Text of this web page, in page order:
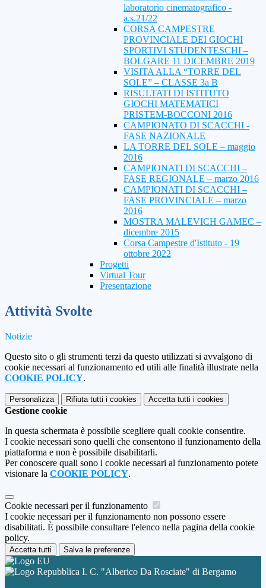
laboratorio cinematografico -
a.s.21/22
CORSA CAMPESTRE
PROVINCIALE DEI GIOCHI
SPORTIVI STUDENTESCHI –
BOLGARE 11 DICEMBRE 2019
VISITA ALLA “TORRE DEL
SOLE” – CLASSE 3a B
RISULTATI DI ISTITUTO
GIOCHI MATEMATICI
PRISTEM-BOCCONI 2016
CAMPIONATO DI SCACCHI -
FASE NAZIONALE
LA TORRE DEL SOLE – maggio
2016
CAMPIONATI DI SCACCHI –
FASE REGIONALE – marzo 2016
CAMPIONATI DI SCACCHI –
FASE PROVINCIALE – marzo
2016
MOSTRA MALEVICH GAMEC –
dicembre 2015
Corsa Campestre d'Istituto - 19
ottobre 2022
Progetti
Virtual Tour
Presentazione
Attività Svolte
Notizie
Questo sito o gli strumenti terzi da questo utilizzati si avvalgono di
cookie necessari al funzionamento ed utili alle finalità illustrate nella
COOKIE POLICY.
Personalizza Rifiuta tutti i cookies Accetta tutti i cookies
Gestione cookie
In questa schermata è possibile scegliere quali cookie consentire.
I cookie necessari sono quelli che consentono il funzionamento della
piattaforma e non è possibile disabilitarli.
Per conoscere quali sono i cookie necessari al funzionamento potete
visionare la COOKIE POLICY.
Cookie necessari per il funzionamento
I cookie necessari per il funzionamento non possono essere
disabilitati. È possibile consultare l'elenco nella pagina della cookie
policy.
Accetta tutti Salva le preferenze
I. C. "Alberico Da Rosciate" di Bergamo